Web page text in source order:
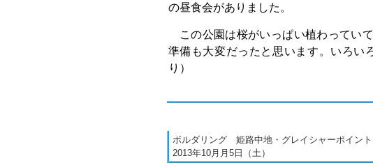
の昼食会がありました。
この公園は桜がいっぱい植わってい
準備も大変だったと思います。いろい
り）
ボルダリング 姫路中地・グレイシャーポイント
2013年10月月5日（土）